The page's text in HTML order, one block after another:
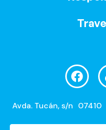
Avda. Tucán, s/n 07410